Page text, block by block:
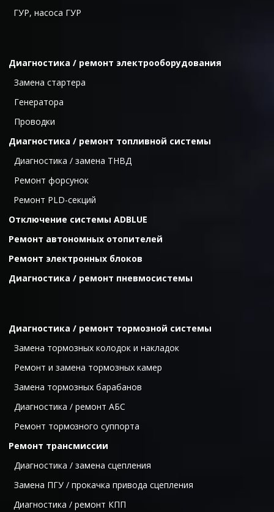
ГУР, насоса ГУР
Диагностика / ремонт электрооборудования
  Замена стартера
  Генератора
  Проводки
Диагностика / ремонт топливной системы
  Диагностика / замена ТНВД
  Ремонт форсунок
Ремонт PLD-секций
Отключение системы ADBLUE
Ремонт автономных отопителей
Ремонт электронных блоков
Диагностика / ремонт пневмосистемы
Диагностика / ремонт тормозной системы
  Замена тормозных колодок и накладок
  Ремонт и замена тормозных камер
  Замена тормозных барабанов
  Диагностика / ремонт АБС
  Ремонт тормо
зного суппорта
Ремонт трансмиссии
  Диагностика / замена сцепления
  Замена ПГУ / прокачка привода сцепления
Диагностика / ремонт КПП